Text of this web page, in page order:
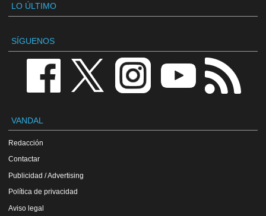
LO ÚLTIMO
SÍGUENOS
VANDAL
Redacción
Contactar
Publicidad / Advertising
Política de privacidad
Aviso legal